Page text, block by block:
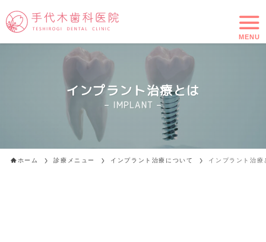
MENU
インプラント治療とは
– IMPLANT –
ホーム 診療メニュー インプラント治療について インプラント治療